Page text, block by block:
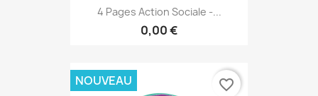
4 Pages Action Sociale -...
0,00 €
NOUVEAU favorite_border